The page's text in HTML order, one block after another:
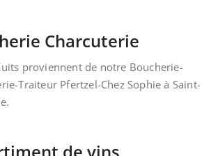
Charcuterie
proviennent de notre Boucherie-
Traiteur Pfertzel-Chez Sophie à Saint-